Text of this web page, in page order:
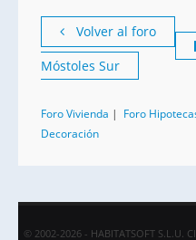
Volver al foro
Móstoles Sur
Foro Vivienda | Foro
Decoración
© 2002-2026 - HABITATSOFT S.L.U.